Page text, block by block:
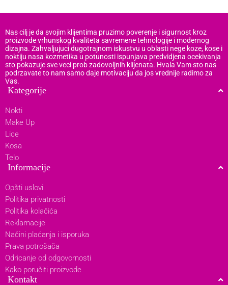
Nas cilj je da svojim klijentima pruzimo poverenje i sigurnost kroz
proizvode vrhunskog kvaliteta savremene tehnologije i modernog
dizajna. Zahvaljujuci dugotrajnom iskustvu u oblasti nege koze, kose i
noktiju nasa kozmetika u potunosti ispunjava predvidjena ocekivanja
sto pokazuje sve veci prob zadovoljnih klijenata. Hvala Vam sto nas
podrzavate to nam samo daje motivaciju da jos vrednije radimo za
Vas.
Kategorije
Nokti
Make Up
Lice
Kosa
Telo
Informacije
Opšti uslovi
Politika privatnosti
Politika kolačića
Reklamacije
Načini plaćanja i isporuka
Prava potrošača
Odricanje od odgovornosti
Kako poručiti proizvode
Kontakt